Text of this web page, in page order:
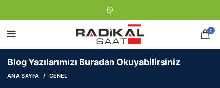
0
Blog Yazılarımızı Buradan Okuyabilirsiniz
ANA SAYFA GENEL